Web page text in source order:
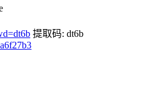
提取码: dt6b